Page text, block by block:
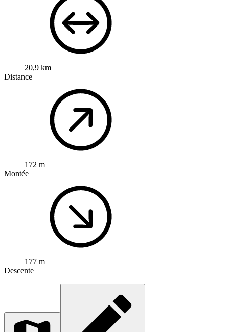
20,9 km
Distance
172 m
Montée
177 m
Descente